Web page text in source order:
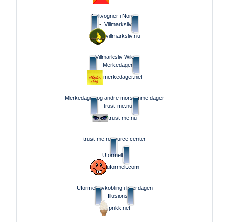
Feltvogner i Norge
- Villmarksliv
villmarksliv.nu
Villmarksliv Wiki
- Merkedager
merkedager.net
Merkedager og andre morsomme dager
- trust-me.nu
trust-me.nu
trust-me resource center
Uformelt
uformelt.com
Uformell avkobling i hverdagen
- Illusions
prikk.net